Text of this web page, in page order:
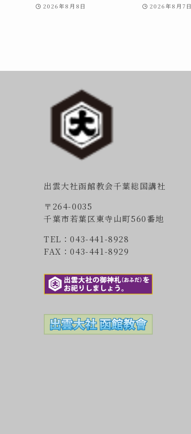
2026年8月8日 2026年8月7日
出雲大社函館教会千葉総国講社
〒264-0035
千葉市若葉区東寺山町560番地
TEL：043-441-8928
FAX：043-441-8929